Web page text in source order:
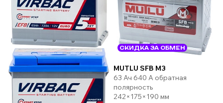
СКИДКА ЗА ОБМЕН
MUTLU SFB M3
63 Ач 640 А обратная
полярность
242×175×190 мм